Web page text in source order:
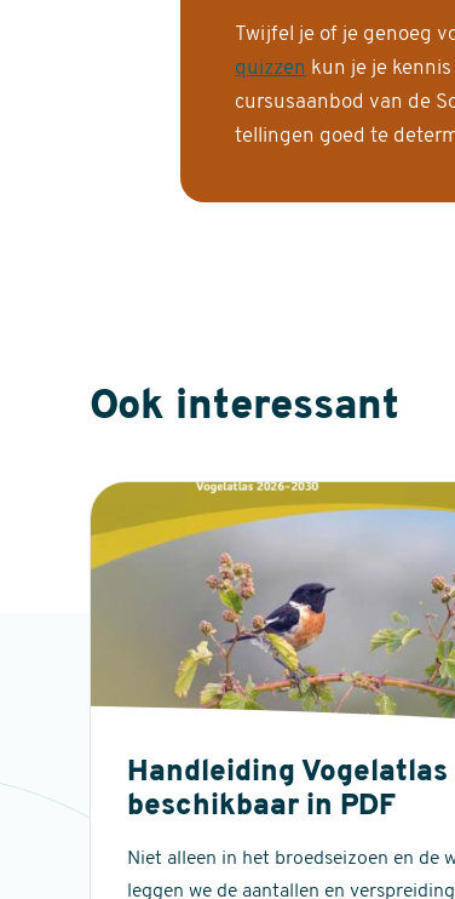
Twijfel je of je genoeg
quizzen kun je je
cursusaanbod van de
tellingen goed te
Ook interessant
Handleiding Vogelatlas
beschikbaar in PDF
Niet alleen in het broedseizoen en de
leggen we de aantallen en